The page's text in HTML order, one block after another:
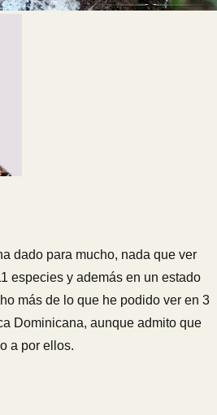
dado para mucho, nada que ver
especies y además en un estado
más de lo que he podido ver en 3
Dominicana, aunque admito que
a por ellos.